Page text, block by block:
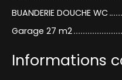
BUANDERIE DOUCHE WC
Garage 27 m2
Informations